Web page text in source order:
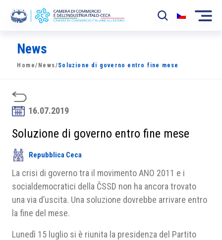
La Camera
News
Eventi
Sviluppo Mercato
Soci
Partner
Progetti
News
Home/ News/Soluzione di governo entro fine mese
16.07.2019
Soluzione di governo entro fine mese
Repubblica Ceca
La crisi di governo tra il movimento ANO 2011 e i
socialdemocratici della ČSSD non ha ancora trovato
una via d’uscita. Una soluzione dovrebbe arrivare entro
la fine del mese.
Lunedì 15 luglio si è riunita la presidenza del Partito